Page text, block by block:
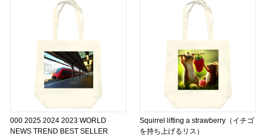
000 2025 2024 2023 WORLD
NEWS TREND BEST SELLER
Squirrel lifting a strawberry（イチゴ
を持ち上げるリス）